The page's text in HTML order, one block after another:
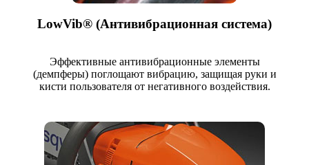
LowVib® (Антивибрационная система)
Эффективные антивибрационные элементы
(демпферы) поглощают вибрацию, защищая руки и
кисти пользователя от негативного воздействия.